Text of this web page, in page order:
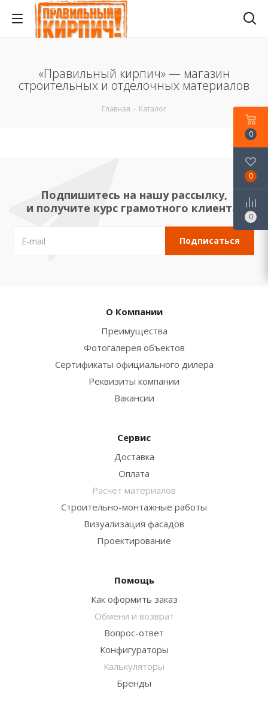
«Правильный кирпич» — магазин
строительных и отделочных материалов
Главная - Каталог
Подпишитесь на нашу рассылку,
и получите курс грамотного клиента!
О Компании
Преимущества
Фотогалерея объектов
Сертификаты официального дилера
Реквизиты компании
Вакансии
Сервис
Доставка
Оплата
Расчет материалов
Строительно-монтажные работы
Визуализация фасадов
Проектирование
Помощь
Как оформить заказ
Обмени и возврат
Вопрос-ответ
Конфигураторы
Калькуляторы
Бренды
0
0
0